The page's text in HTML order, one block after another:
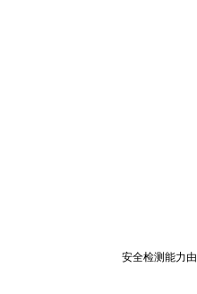
安全检测能力由